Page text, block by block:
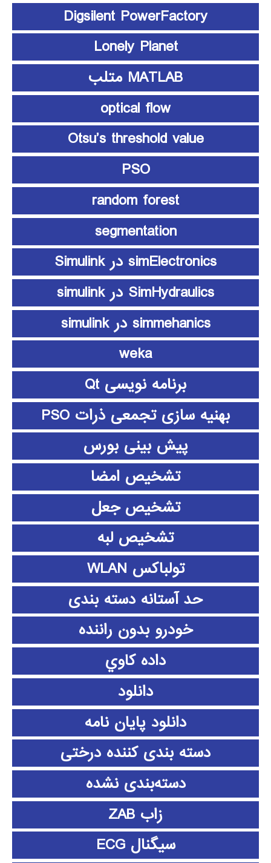
Digsilent PowerFactory
Lonely Planet
MATLAB متلب
optical flow
Otsu’s threshold value
PSO
random forest
segmentation
simElectronics در Simulink
SimHydraulics در simulink
simmehanics در simulink
weka
برنامه نویسی Qt
بهنیه سازی تجمعی ذرات PSO
پیش بینی بورس
تشخیص امضا
تشخیص جعل
تشخیص لبه
تولباکس WLAN
حد آستانه دسته بندی
خودرو بدون راننده
داده كاوي
دانلود
دانلود پايان نامه
دسته بندی کننده درختی
دسته‌بندی نشده
زاب ZAB
سیگنال ECG